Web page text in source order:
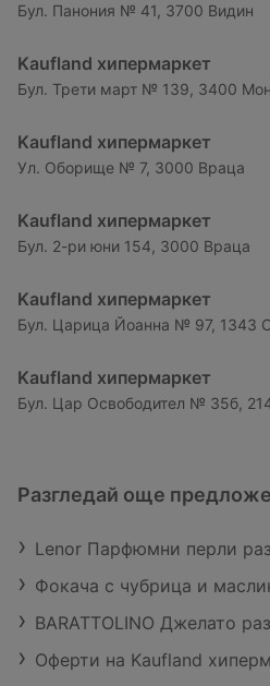
Бул. Панония № 41, 3700 Видин
Kaufland хипермаркет
Бул. Трети март № 139, 3400
Kaufland хипермаркет
Ул. Оборище № 7, 3000 Враца
Kaufland хипермаркет
Бул. 2-ри юни 154, 3000 Враца
Kaufland хипермаркет
Бул. Царица Йоанна № 97, 1343
Kaufland хипермаркет
Бул. Цар Освободител № 35б,
Разгледай още
Lenor Парфюмни перли
Фокача с чубрица и
BARATTOLINO Джелато
Оферти на Kaufland